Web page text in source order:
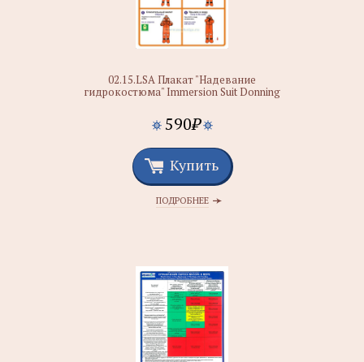
02.15.LSA Плакат "Надевание
гидрокостюма" Immersion Suit Donning
590₽
Купить
ПОДРОБНЕЕ